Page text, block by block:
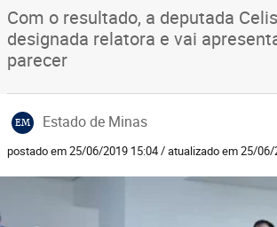
Com o resultado, a deputada
designada relatora e vai
parecer
EM Estado de Minas
postado em 25/06/2019 15:04 / atualizado em 25/06/